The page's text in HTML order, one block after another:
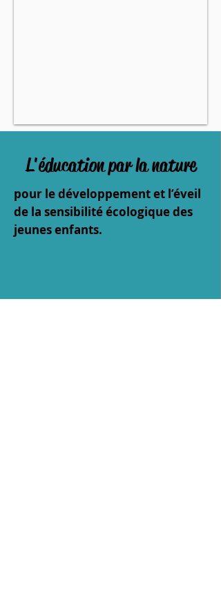
L'éducation par la nature
pour le développement et l’éveil
de la sensibilité écologique des
jeunes enfants.